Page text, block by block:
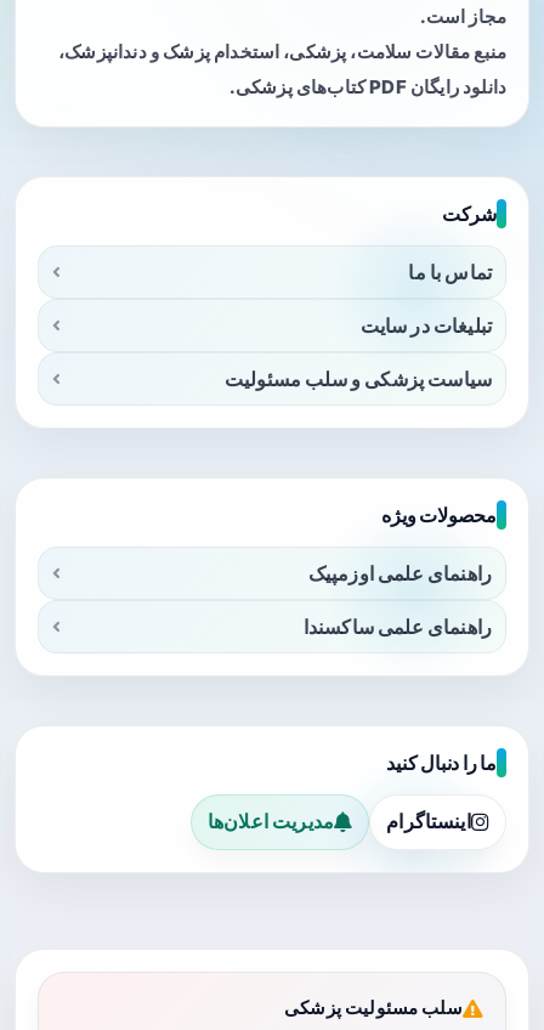
مجاز است.
منبع مقالات سلامت، پزشکی، استخدام پزشک و دندانپزشک،
دانلود رایگان PDF کتاب‌های پزشکی.
شرکت
تماس با ما
تبلیغات در سایت
سیاست پزشکی و سلب مسئولیت
محصولات ویژه
راهنمای علمی اوزمپیک
راهنمای علمی ساکسندا
ما را دنبال کنید
اینستاگرام مدیریت اعلان‌ها
سلب مسئولیت پزشکی